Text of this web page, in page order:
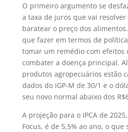
O primeiro argumento se
a taxa de juros que vai resolver
baratear o preço dos
que fazer em termos de
tomar um remédio com efeitos
combater a doença principal.
produtos agropecuários estão
dados do IGP-M de 30/1 e o
seu novo normal abaixo dos
A projeção para o IPCA de
Focus, é de 5,5% ao ano, o